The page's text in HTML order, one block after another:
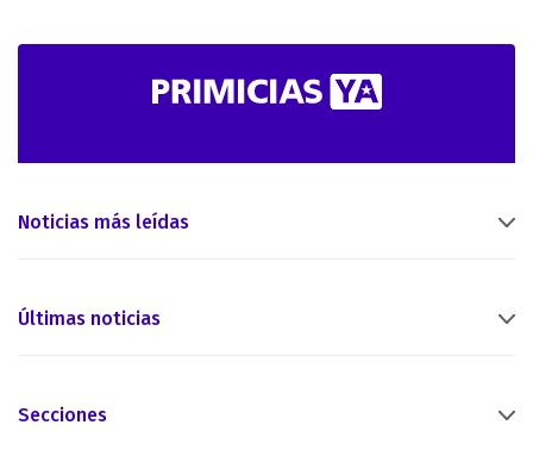
Noticias más leídas
Últimas noticias
Secciones